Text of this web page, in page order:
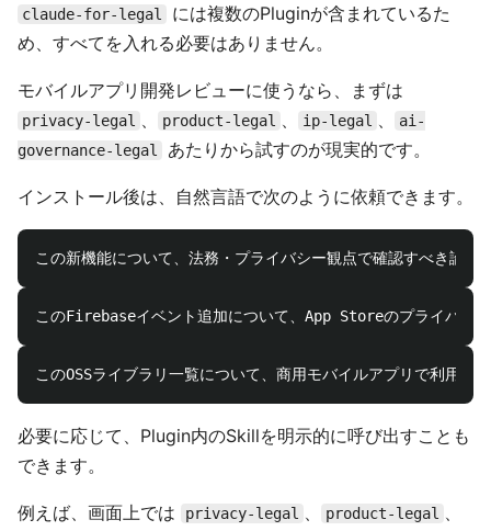
claude-for-legal
には複数のPluginが含まれているた
め、すべてを入れる必要はありません。
モバイルアプリ開発レビューに使うなら、まずは
privacy-legal product-legal ip-legal
ai-
governance-legal
あたりから試すのが現実的です。
インストール後は、自然言語で次のように依頼できます。
必要に応じて、Plugin内のSkillを明示的に呼び出すことも
できます。
例えば、画面上では privacy-legal product-legal